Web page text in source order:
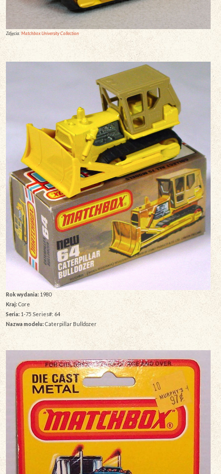
Zdjęcia:Matchbox University Collection
Rok wydania:1980
Kraj:Core
Seria:1-75 Series#: 64
Nazwa modelu: Caterpillar Bulldozer